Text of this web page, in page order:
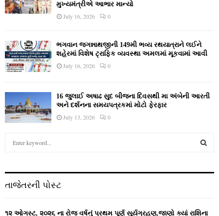
મુખ્યમંત્રીએ આભાર માન્યો
July 16, 2026 0
ભગવાન જગન્નાથજીની 149મી ભવ્ય રથયાત્રાને લઈને
શહેરમાં વિશેષ ટ્રાફિક વ્યવસ્થા અમલમાં મૂકવામાં આવી
July 16, 2026 0
16 જુલાઈ અષાઢ સુદ બીજના દિવસથી મા અંબેની આરતી
અને દર્શનના સમયપત્રકમાં મોટો ફેરફાર
July 13, 2026 0
h
o
તાજેતરની પોસ્ટ
૧૨ ઓગસ્ટ, ૨૦૨૬ ના રોજ વર્ષનું પ્રથમ પૂર્ણ સૂર્યગ્રહણ,જાણો ક્યાં રાશિના